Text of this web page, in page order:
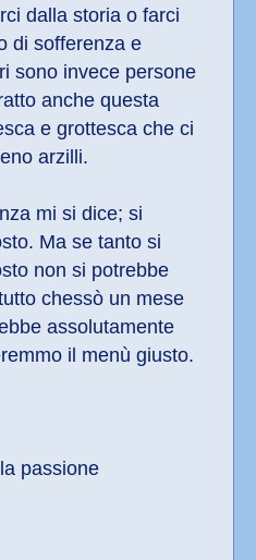
dalla storia o farci
di sofferenza e
sono invece persone
anche questa
e grottesca che ci
arzilli.
mi si dice; si
Ma se tanto si
non si potrebbe
chessò un mese
assolutamente
il menù giusto.
passione